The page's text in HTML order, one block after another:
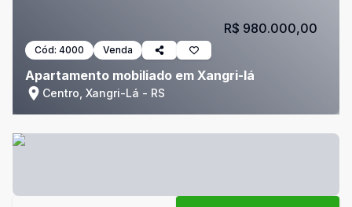
Cód: 4000 Venda
Apartamento mobiliado em Xangri-lá
Centro, Xangri-Lá - RS
R$ 980.000,00